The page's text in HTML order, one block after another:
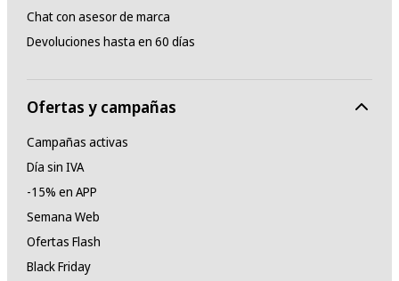
Chat con asesor de marca
Devoluciones hasta en 60 días
Ofertas y campañas
Campañas activas
Día sin IVA
-15% en APP
Semana Web
Ofertas Flash
Black Friday